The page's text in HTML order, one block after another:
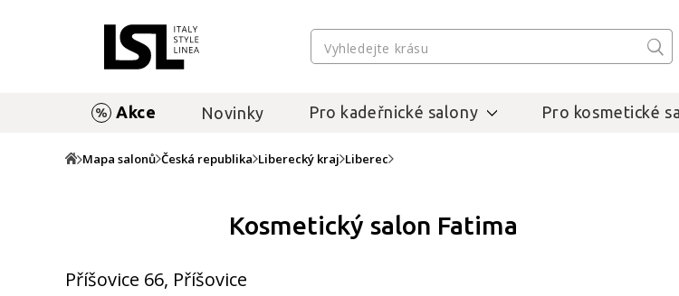
Akce Novinky Pro kadeřnické salony Pro kosmetické
Mapa salonů Česká republika Liberecký kraj Liberec
Kosmetický salon Fatima
Příšovice 66, Příšovice